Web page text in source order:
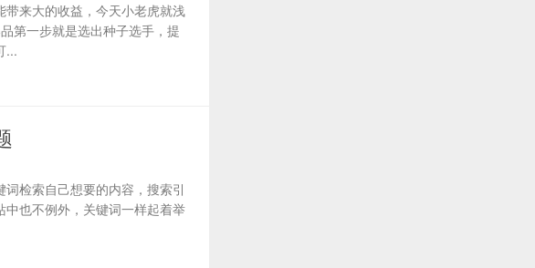
来大的收益，今天小老虎就浅
第一步就是选出种子选手，提
...
检索自己想要的内容，搜索引
也不例外，关键词一样起着举